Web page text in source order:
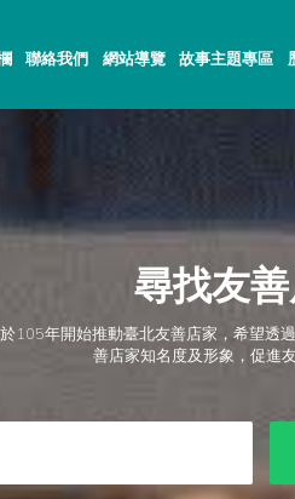
聯絡我們 網站導覽 故事主題專區
尋找友
105年開始推動臺北友善店家，希望透
善店家知名度及形象，促進